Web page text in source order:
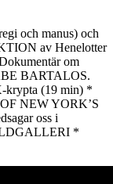
och manus) och
av Henelotter
om
BARTALOS.
krypta (19 min) *
NEW YORK’S
oss i
*